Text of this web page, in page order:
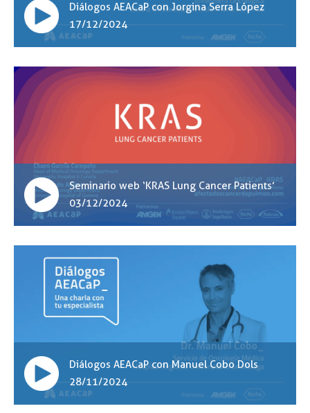
Diálogos AEACaP con Jorgina Serra López
17/12/2024
Seminario web ‘KRAS Lung Cancer Patients’
03/12/2024
Diálogos AEACaP con Manuel Cobo Dols
28/11/2024